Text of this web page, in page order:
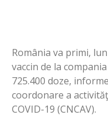
România va primi,
vaccin de la
725.400 doze,
coordonare a
COVID-19 (CNCAV).